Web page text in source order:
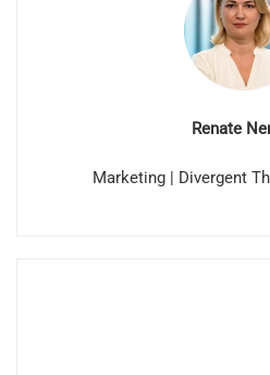
Renate
Marketing | Divergent